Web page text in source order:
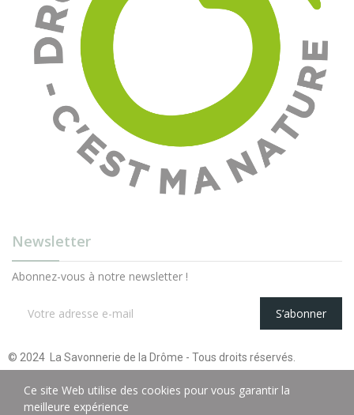
Newsletter
Abonnez-vous à notre newsletter !
S’abonner
© 2024 La Savonnerie de la Drôme - Tous droits réservés.
Ce site Web utilise des cookies pour vous garantir la
meilleure expérience